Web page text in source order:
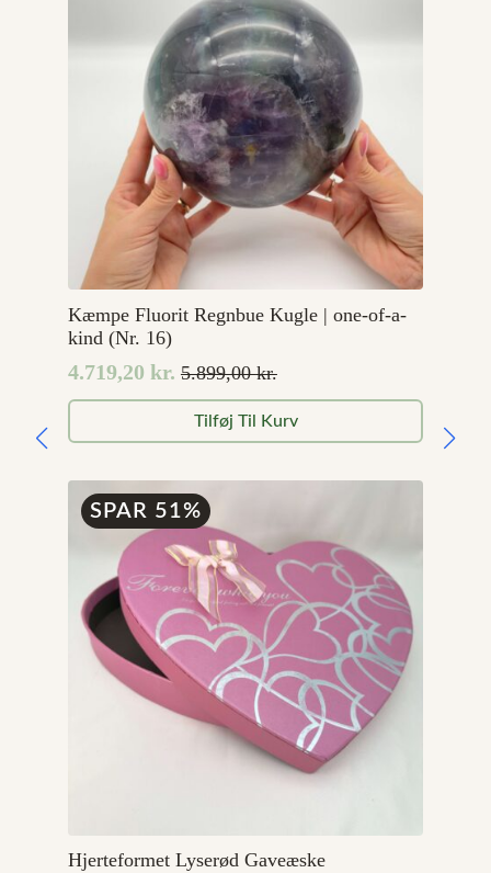
Kæmpe Fluorit Regnbue Kugle | one-of-a-
kind (Nr. 16)
5.899,00kr.
Den
oprindelige
pris
5.899,00 kr..
4.719,20 kr.
Den
aktuelle
pris
4.719,20 kr..
Tilføj Til Kurv
SPAR 51%
Hjerteformet Lyserød Gaveæske